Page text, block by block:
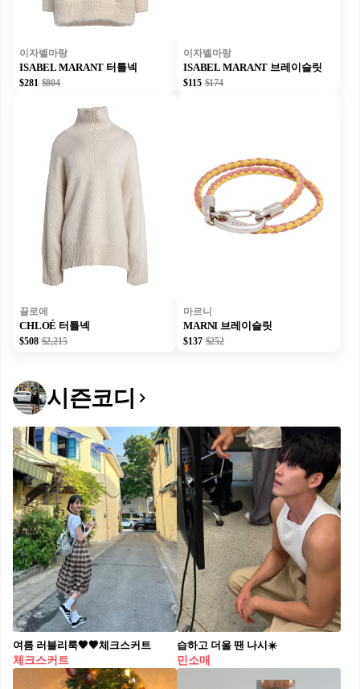
이자벨마랑
ISABEL MARANT 터틀넥
$281 $804
이자벨마랑
ISABEL MARANT 브레이슬릿
$115 $174
끌로에
CHLOÉ 터틀넥
$508 $2,215
마르니
MARNI 브레이슬릿
$137 $252
시즌코디
여름 러블리룩🧡🤎체크스커트
체크스커트
습하고 더울 땐 나시☀️
민소매